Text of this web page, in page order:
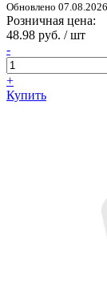
Обновлено 07.08.2026
Розничная цена:
48.98 руб. / шт
-
+
Купить